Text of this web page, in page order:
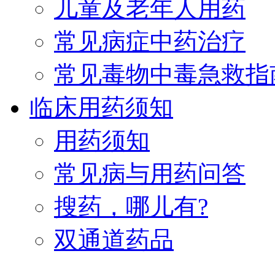
儿童及老年人用药
常见病症中药治疗
常见毒物中毒急救指
临床用药须知
用药须知
常见病与用药问答
搜药，哪儿有?
双通道药品